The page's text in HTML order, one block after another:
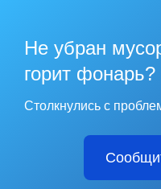
Не убран
горит фонарь?
Столкнулись с